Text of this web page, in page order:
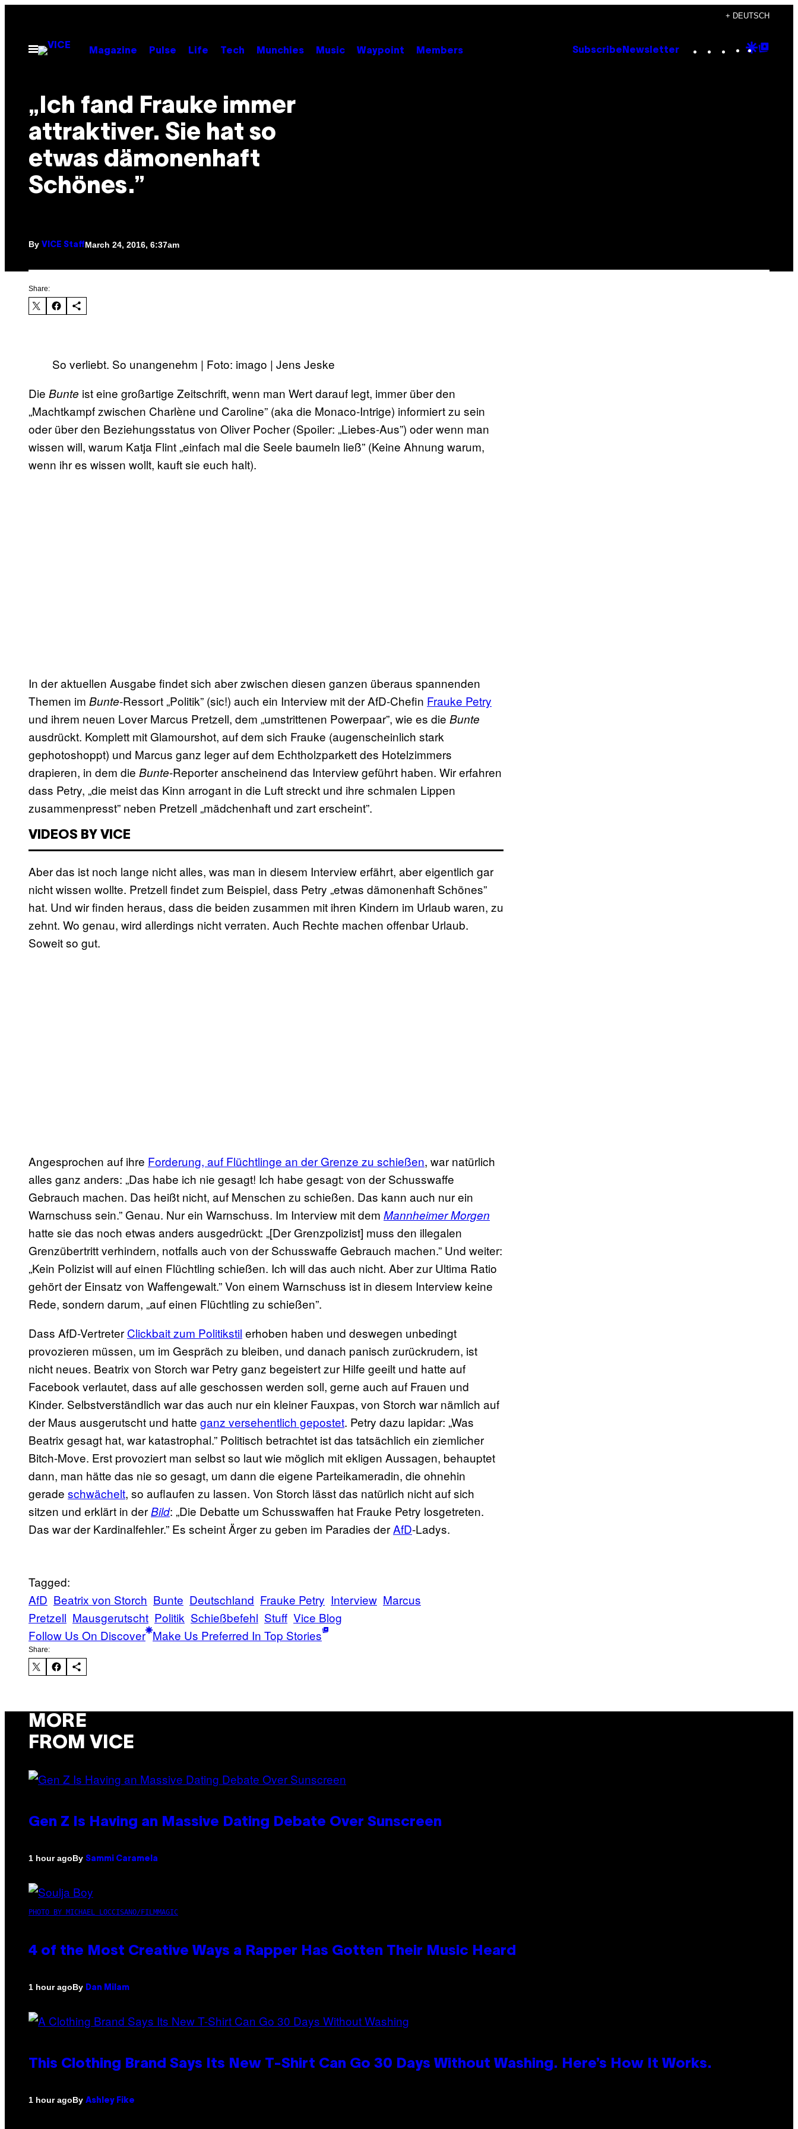
content
+ DEUTSCH
Open
Menu
Magazine Pulse Life Tech Munchies Music Waypoint Members Subscribe Newsletter Instagram
TikTok
YouTube
Google
„Ich fand Frauke immer
attraktiver. Sie hat so
etwas dämonenhaft
Schönes.”
By VICE StaffMarch 24, 2016, 6:37am
Share:
So verliebt. So unangenehm | Foto: imago | Jens Jeske
Die Bunte ist eine großartige Zeitschrift, wenn man Wert darauf legt, immer über den
„Machtkampf zwischen Charlène und Caroline” (aka die Monaco-Intrige) informiert zu sein
oder über den Beziehungsstatus von Oliver Pocher (Spoiler: „Liebes-Aus”) oder wenn man
wissen will, warum Katja Flint „einfach mal die Seele baumeln ließ” (Keine Ahnung warum,
wenn ihr es wissen wollt, kauft sie euch halt).
In der aktuellen Ausgabe findet sich aber zwischen diesen ganzen überaus spannenden
Themen im Bunte-Ressort „Politik” (sic!) auch ein Interview mit der AfD-Chefin Frauke Petry
und ihrem neuen Lover Marcus Pretzell, dem „umstrittenen Powerpaar”, wie es die Bunte
ausdrückt. Komplett mit Glamourshot, auf dem sich Frauke (augenscheinlich stark
gephotoshoppt) und Marcus ganz leger auf dem Echtholzparkett des Hotelzimmers
drapieren, in dem die Bunte-Reporter anscheinend das Interview geführt haben. Wir erfahren
dass Petry, „die meist das Kinn arrogant in die Luft streckt und ihre schmalen Lippen
zusammenpresst” neben Pretzell „mädchenhaft und zart erscheint”.
VIDEOS BY VICE
Aber das ist noch lange nicht alles, was man in diesem Interview erfährt, aber eigentlich gar
nicht wissen wollte. Pretzell findet zum Beispiel, dass Petry „etwas dämonenhaft Schönes”
hat. Und wir finden heraus, dass die beiden zusammen mit ihren Kindern im Urlaub waren, zu
zehnt. Wo genau, wird allerdings nicht verraten. Auch Rechte machen offenbar Urlaub.
Soweit so gut.
Angesprochen auf ihre Forderung, auf Flüchtlinge an der Grenze zu schießen, war natürlich
alles ganz anders: „Das habe ich nie gesagt! Ich habe gesagt: von der Schusswaffe
Gebrauch machen. Das heißt nicht, auf Menschen zu schießen. Das kann auch nur ein
Warnschuss sein.” Genau. Nur ein Warnschuss. Im Interview mit dem Mannheimer Morgen
hatte sie das noch etwas anders ausgedrückt: „[Der Grenzpolizist] muss den illegalen
Grenzübertritt verhindern, notfalls auch von der Schusswaffe Gebrauch machen.” Und weiter:
„Kein Polizist will auf einen Flüchtling schießen. Ich will das auch nicht. Aber zur Ultima Ratio
gehört der Einsatz von Waffengewalt.” Von einem Warnschuss ist in diesem Interview keine
Rede, sondern darum, „auf einen Flüchtling zu schießen”.
Dass AfD-Vertreter Clickbait zum Politikstil erhoben haben und deswegen unbedingt
provozieren müssen, um im Gespräch zu bleiben, und danach panisch zurückrudern, ist
nicht neues. Beatrix von Storch war Petry ganz begeistert zur Hilfe geeilt und hatte auf
Facebook verlautet, dass auf alle geschossen werden soll, gerne auch auf Frauen und
Kinder. Selbstverständlich war das auch nur ein kleiner Fauxpas, von Storch war nämlich auf
der Maus ausgerutscht und hatte ganz versehentlich gepostet. Petry dazu lapidar: „Was
Beatrix gesagt hat, war katastrophal.” Politisch betrachtet ist das tatsächlich ein ziemlicher
Bitch-Move. Erst provoziert man selbst so laut wie möglich mit ekligen Aussagen, behauptet
dann, man hätte das nie so gesagt, um dann die eigene Parteikameradin, die ohnehin
gerade schwächelt, so auflaufen zu lassen. Von Storch lässt das natürlich nicht auf sich
sitzen und erklärt in derBild: „Die Debatte um Schusswaffen hat Frauke Petry losgetreten.
Das war der Kardinalfehler.” Es scheint Ärger zu geben im Paradies derAfD-Ladys.
Tagged:
AfD Beatrix von Storch Bunte Deutschland Frauke Petry Interview Marcus
Pretzell Mausgerutscht Politik Schießbefehl Stuff Vice Blog
Follow Us On Discover Make Us Preferred In Top Stories
Share:
MORE
FROM VICE
Gen Z Is Having an Massive Dating Debate Over Sunscreen
1 hour agoBy Sammi Caramela
PHOTO BY MICHAEL LOCCISANO/FILMMAGIC
4 of the Most Creative Ways a Rapper Has Gotten Their Music Heard
1 hour agoBy Dan Milam
This Clothing Brand Says Its New T-Shirt Can Go 30 Days Without Washing. Here’s How It Works.
1 hour agoBy Ashley Fike